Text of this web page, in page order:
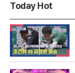
Today Hot